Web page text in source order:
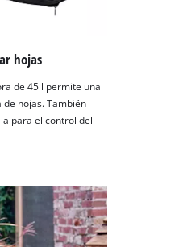
hojas
de 45 l permite una
hojas. También
para el control del